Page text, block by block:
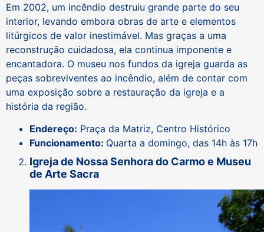
Em 2002, um incêndio destruiu grande parte do seu
interior, levando embora obras de arte e elementos
litúrgicos de valor inestimável. Mas graças a uma
reconstrução cuidadosa, ela continua imponente e
encantadora. O museu nos fundos da igreja guarda as
peças sobreviventes ao incêndio, além de contar com
uma exposição sobre a restauração da igreja e a
história da região.
Endereço: Praça da Matriz, Centro Histórico
Funcionamento: Quarta a domingo, das 14h às 17h
Igreja de Nossa Senhora do Carmo e Museu
de Arte Sacra